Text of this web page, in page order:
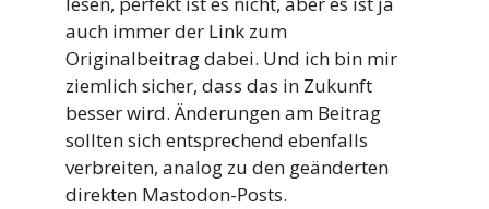
auch immer der Link zum
Originalbeitrag dabei. Und ich bin mir
ziemlich sicher, dass das in Zukunft
besser wird. Änderungen am Beitrag
sollten sich entsprechend ebenfalls
verbreiten, analog zu den geänderten
direkten Mastodon-Posts.